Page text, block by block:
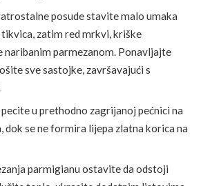
posude stavite malo umaka
zatim red mrkvi, kriške
naribanim parmezanom. Ponavljajte
sve sastojke, završavajući s
u prethodno zagrijanoj pećnici na
dok se ne formira lijepa zlatna korica na
parmigianu ostavite da odstoji